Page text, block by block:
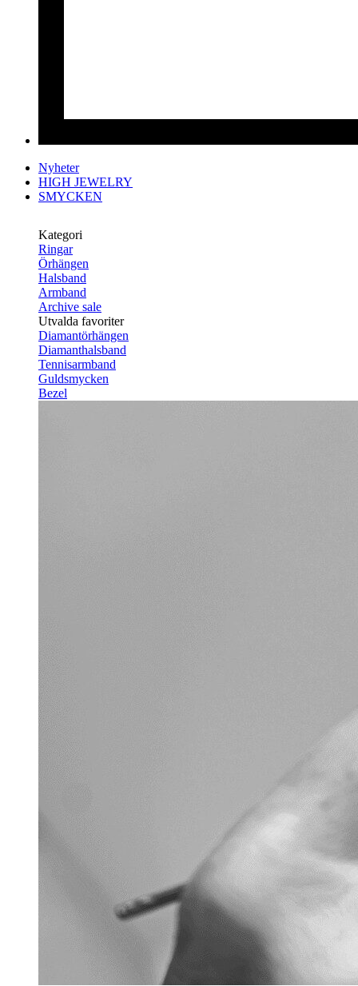
Nyheter
HIGH JEWELRY
SMYCKEN
Kategori
Ringar
Örhängen
Halsband
Armband
Archive sale
Utvalda favoriter
Diamantörhängen
Diamanthalsband
Tennisarmband
Guldsmycken
Bezel